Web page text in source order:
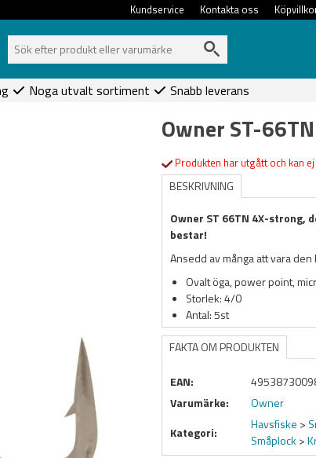
Kontakta oss
Kundservice
Noga utvalt sortiment Snabb leverans
Owner ST-
Produkten har utgått och kan
BESKRIVNING
Owner ST 66TN 4X-strong,
bestar!
Ansedd av många att vara
Ovalt öga, power point,
Storlek: 4/0
Antal: 5st
FAKTA OM PRODUKTEN
EAN:
Varumärke:
Owner
Kategori:
Havsfiske >
Småplock >